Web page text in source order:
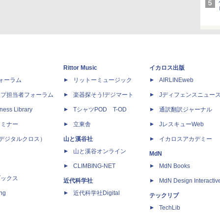
ーラム
担当者フォーラム
Library
ナー
ジタルクロス）
クス
Rittor Music
リットーミュージック
楽器探そう!デジマート
TシャツPOD T-OD
立東舎
山と溪谷社
山と溪谷オンライン
CLIMBING-NET
近代科学社
近代科学社Digital
イカロス出版
AIRLINEweb
Jディフェンスニュー
通訳翻訳ジャーナル
JレスキューWeb
イカロスアカデミー
MdN
MdN Books
MdN Design
テックリブ
TechLib